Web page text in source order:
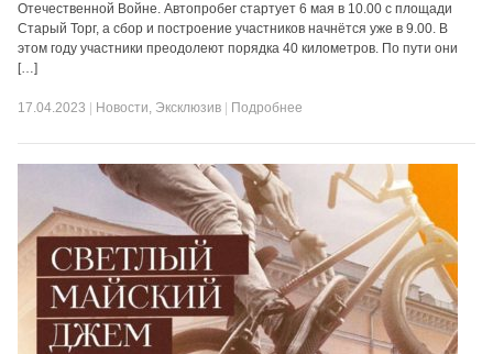
Отечественной Войне. Автопробег стартует 6 мая в 10.00 с площади
Старый Торг, а сбор и построение участников начнётся уже в 9.00. В
этом году участники преодолеют порядка 40 километров. По пути они
[…]
17.04.2023 Новости, Эксклюзив Подробнее